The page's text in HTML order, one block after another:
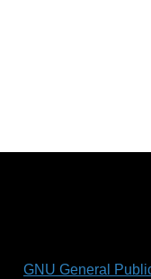
GNU General